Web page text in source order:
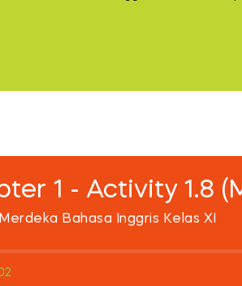
1 - Activity 1.8
Bahasa Inggris Kelas XI